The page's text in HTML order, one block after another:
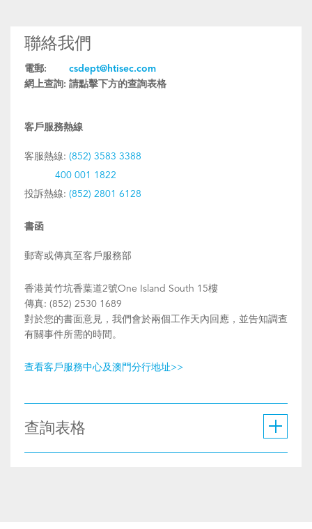
聯絡我們
電郵:
csdept@htisec.com
網上查詢: 請點擊下方的查詢表格
客戶服務熱線
客服熱線: (852) 3583 3388
400 001 1822
投訴熱線: (852) 2801 6128
書函
郵寄或傳真至客戶服務部
香港黃竹坑香葉道2號One Island South 15樓
傳真: (852) 2530 1689
對於您的書面意見，我們會於兩個工作天內回應，並告知調查
有關事件所需的時間。
查看客戶服務中心及澳門分行地址>>
查詢表格